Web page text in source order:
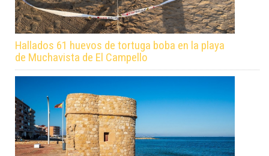
Hallados 61 huevos de tortuga boba en la playa
de Muchavista de El Campello